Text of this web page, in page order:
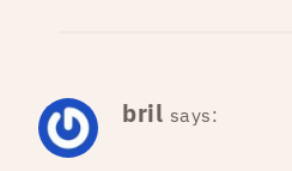
bril says: